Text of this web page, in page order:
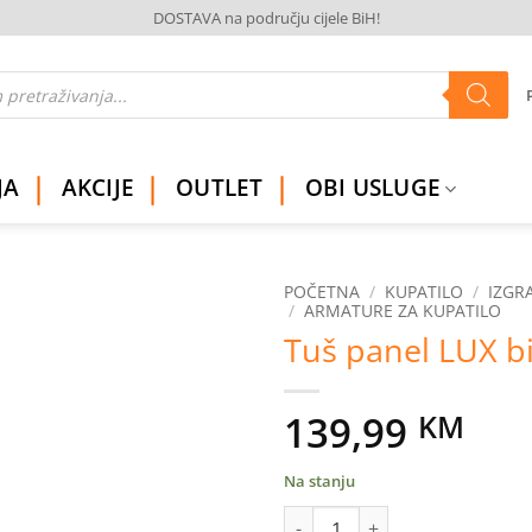
DOSTAVA na području cijele BiH!
AKCIJE OUTLET OBI USLUGE
POČETNA / KUPATILO /
/ ARMATURE ZA KUPATILO
Tuš panel LUX
139,99 KM
Na stanju
Tuš panel LUX bijeli količina